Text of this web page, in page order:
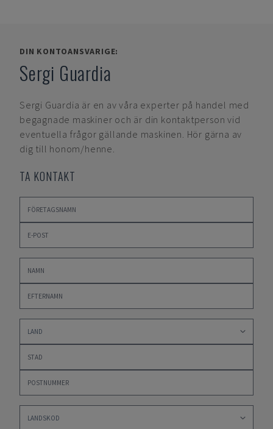
DIN KONTOANSVARIGE:
Sergi Guardia
Sergi Guardia är en av våra experter på handel med
begagnade maskiner och är din kontaktperson vid
eventuella frågor gällande maskinen. Hör gärna av
dig till honom/henne.
TA KONTAKT